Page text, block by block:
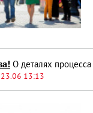
О деталях
23.06 13:13